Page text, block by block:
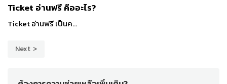
Ticket อ่านฟรี คืออะไร?
Ticket อ่านฟรี เป็นค...
Next